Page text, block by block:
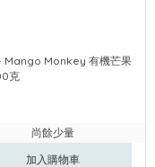
Mango Monkey 有機芒果
克
尚餘少量
加入購物車